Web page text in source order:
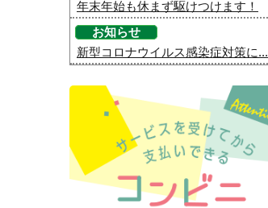
年末年始も休まず駆けつけます！
お知らせ
新型コロナウイルス感染症対策に...